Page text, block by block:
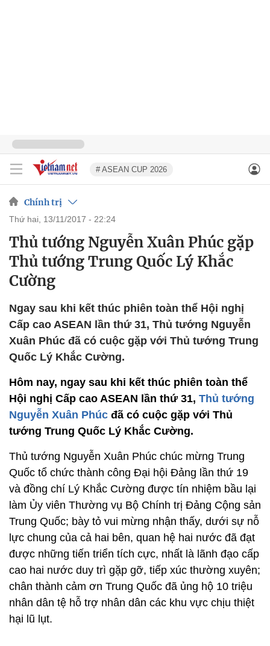
# ASEAN CUP 2026
Chính trị
thứ hai, 13/11/2017 - 22:24
Thủ tướng Nguyễn Xuân Phúc gặp
Thủ tướng Trung Quốc Lý Khắc
Cường
Ngay sau khi kết thúc phiên toàn thể Hội nghị
Cấp cao ASEAN lần thứ 31, Thủ tướng Nguyễn
Xuân Phúc đã có cuộc gặp với Thủ tướng Trung
Quốc Lý Khắc Cường.
Hôm nay, ngay sau khi kết thúc phiên toàn thể
Hội nghị Cấp cao ASEAN lần thứ 31, Thủ tướng
Nguyễn Xuân Phúc đã có cuộc gặp với Thủ
tướng Trung Quốc Lý Khắc Cường.
Thủ tướng Nguyễn Xuân Phúc chúc mừng Trung
Quốc tổ chức thành công Đại hội Đảng lần thứ 19
và đồng chí Lý Khắc Cường được tín nhiệm bầu lại
làm Ủy viên Thường vụ Bộ Chính trị Đảng Cộng sản
Trung Quốc; bày tỏ vui mừng nhận thấy, dưới sự nỗ
lực chung của cả hai bên, quan hệ hai nước đã đạt
được những tiến triển tích cực, nhất là lãnh đạo cấp
cao hai nước duy trì gặp gỡ, tiếp xúc thường xuyên;
chân thành cảm ơn Trung Quốc đã ủng hộ 10 triệu
nhân dân tệ hỗ trợ nhân dân các khu vực chịu thiệt
hại lũ lụt.